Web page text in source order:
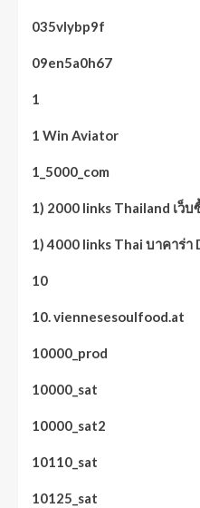
035vlybp9f
09en5a0h67
1
1 Win Aviator
1_5000_com
1) 2000 links Thailand เว็บ
1) 4000 links Thai บาคาร่า
10
10. viennesesoulfood.at
10000_prod
10000_sat
10000_sat2
10110_sat
10125_sat